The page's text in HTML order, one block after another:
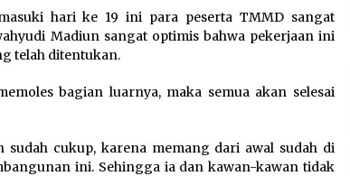
6 Agustus 2026
Kejari Kota Tangerang
Bongkar Korupsi Rp5,49
Eks VP Angkasa Pura Kargo
Ditahan
hari ke 19 ini para peserta TMMD sangat
Madiun sangat optimis bahwa pekerjaan ini
telah ditentukan.
bagian luarnya, maka semua akan selesai
cukup, karena memang dari awal sudah di
ini. Sehingga ia dan kawan-kawan tidak